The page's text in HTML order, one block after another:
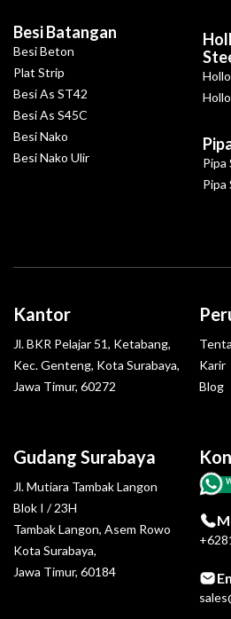
Besi Batangan
Besi Beton
Plat Strip
Besi As ST42
Besi As S45C
Besi Nako
Besi Nako Ulir
Pipa
Pipa
Gudang Surabaya
Jl. Mutiara Tambak Langon
Blok I / 23H
Tambak Langon, Asem Rowo
Kota Surabaya,
Jawa Timur, 60184
Kantor
Jl. BKR Pelajar 51, Ketabang,
Kec. Genteng, Kota Surabaya,
Jawa Timur, 60272
Karir
Blog